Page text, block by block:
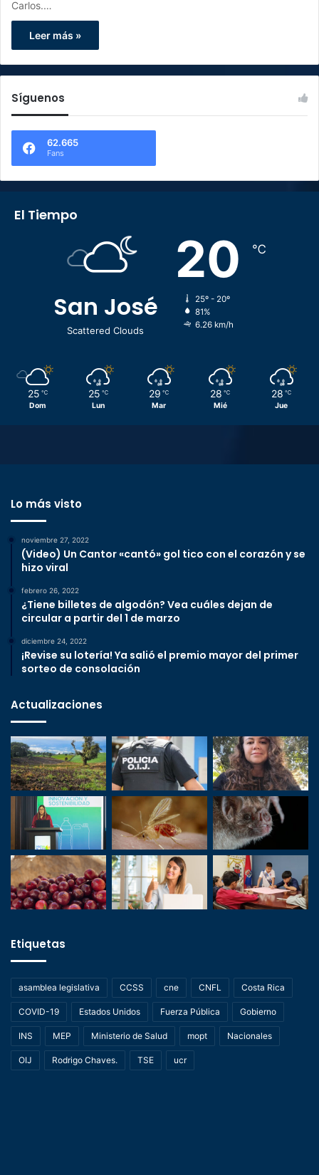
Carlos.…
Leer más »
Síguenos
62.665
Fans
El Tiempo
San José
Scattered Clouds
20 ℃
25º - 20º
81%
6.26 km/h
25 ℃
Dom
25 ℃
Lun
29 ℃
Mar
28 ℃
Mié
28 ℃
Jue
Lo más visto
noviembre 27, 2022
(Video) Un Cantor «cantó» gol tico con el corazón y se
hizo viral
febrero 26, 2022
¿Tiene billetes de algodón? Vea cuáles dejan de
circular a partir del 1 de marzo
diciembre 24, 2022
¡Revise su lotería! Ya salió el premio mayor del primer
sorteo de consolación
Actualizaciones
Etiquetas
asamblea legislativa CCSS cne CNFL Costa Rica
COVID-19 Estados Unidos Fuerza Pública Gobierno
INS MEP Ministerio de Salud mopt Nacionales
OIJ Rodrigo Chaves. TSE ucr